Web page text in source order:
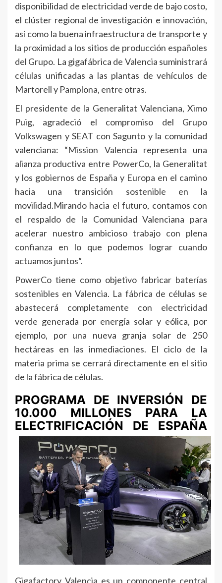
disponibilidad de electricidad verde de bajo costo,
el clúster regional de investigación e innovación,
así como la buena infraestructura de transporte y
la proximidad a los sitios de producción españoles
del Grupo. La gigafábrica de Valencia suministrará
células unificadas a las plantas de vehículos de
Martorell y Pamplona, entre otras.
El presidente de la Generalitat Valenciana, Ximo
Puig, agradeció el compromiso del Grupo
Volkswagen y SEAT con Sagunto y la comunidad
valenciana: “Mission Valencia representa una
alianza productiva entre PowerCo, la Generalitat
y los gobiernos de España y Europa en el camino
hacia una transición sostenible en la
movilidad.Mirando hacia el futuro, contamos con
el respaldo de la Comunidad Valenciana para
acelerar nuestro ambicioso trabajo con plena
confianza en lo que podemos lograr cuando
actuamos juntos”.
PowerCo tiene como objetivo fabricar baterías
sostenibles en Valencia. La fábrica de células se
abastecerá completamente con electricidad
verde generada por energía solar y eólica, por
ejemplo, por una nueva granja solar de 250
hectáreas en las inmediaciones. El ciclo de la
materia prima se cerrará directamente en el sitio
de la fábrica de células.
PROGRAMA DE INVERSIÓN DE
10.000 MILLONES PARA LA
ELECTRIFICACIÓN DE ESPAÑA
Gigafactory Valencia es un componente central